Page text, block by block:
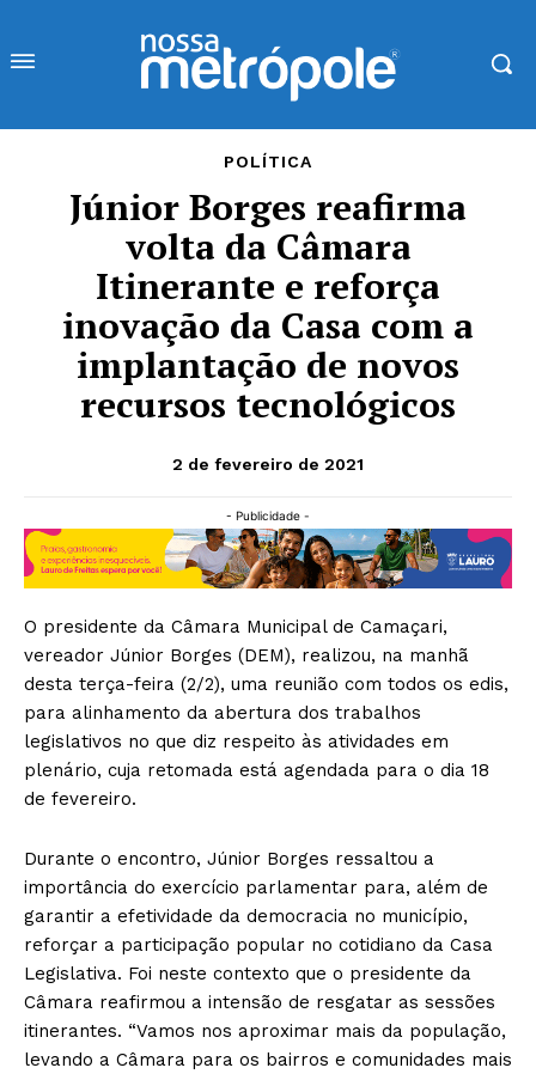
POLÍTICA
Júnior Borges reafirma
volta da Câmara
Itinerante e reforça
inovação da Casa com a
implantação de novos
recursos tecnológicos
2 de fevereiro de 2021
- Publicidade -
O presidente da Câmara Municipal de Camaçari,
vereador Júnior Borges (DEM), realizou, na manhã
desta terça-feira (2/2), uma reunião com todos os edis,
para alinhamento da abertura dos trabalhos
legislativos no que diz respeito às atividades em
plenário, cuja retomada está agendada para o dia 18
de fevereiro.
Durante o encontro, Júnior Borges ressaltou a
importância do exercício parlamentar para, além de
garantir a efetividade da democracia no município,
reforçar a participação popular no cotidiano da Casa
Legislativa. Foi neste contexto que o presidente da
Câmara reafirmou a intensão de resgatar as sessões
itinerantes. “Vamos nos aproximar mais da população,
levando a Câmara para os bairros e comunidades mais